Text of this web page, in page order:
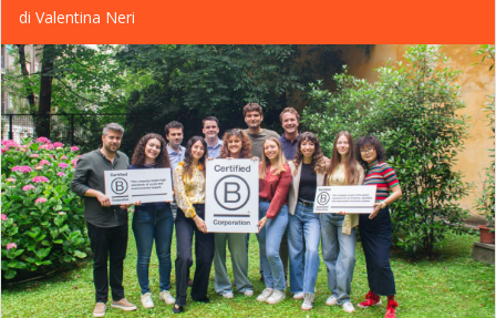
di Valentina Neri